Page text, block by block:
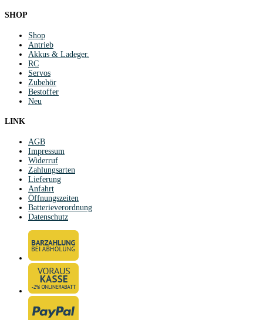
SHOP
Shop
Antrieb
Akkus & Ladeger.
RC
Servos
Zubehör
Bestoffer
Neu
LINK
AGB
Impressum
Widerruf
Zahlungsarten
Lieferung
Anfahrt
Öffnungszeiten
Batterieverordnung
Datenschutz